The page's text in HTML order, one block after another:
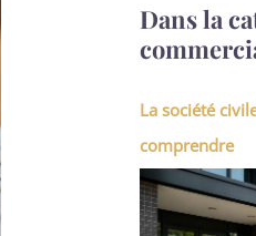
Dans la
La société
comprendre